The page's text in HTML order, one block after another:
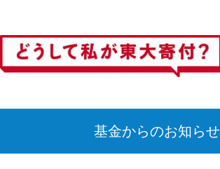
基金からのお知らせ